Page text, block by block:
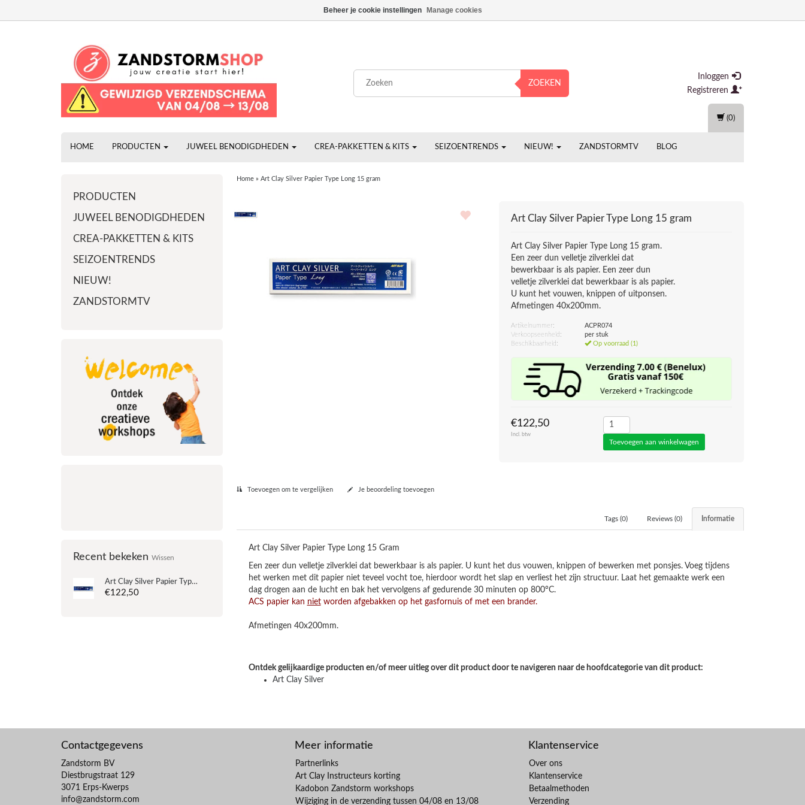
ZOEKEN
Inloggen
Registreren
HOME PRODUCTEN JUWEEL BENODIGDHEDEN CREA-PAKKETTEN & KITS SEIZOENTRENDS NIEUW! ZANDSTORMTV BLOG
(0)
PRODUCTEN
JUWEEL BENODIGDHEDEN
CREA-PAKKETTEN & KITS
SEIZOENTRENDS
NIEUW!
ZANDSTORMTV
Recent bekeken Wissen
Art Clay Silver Papier Type Long 15 gram
€122,50
Home» Art Clay Silver Papier Type Long 15 gram
Art Clay Silver Papier Type Long 15 gram
Art Clay Silver Papier Type Long 15 gram.
Een zeer dun velletje zilverklei dat
bewerkbaar is als papier. Een zeer dun
velletje zilverklei dat bewerkbaar is als papier.
U kunt het vouwen, knippen of uitponsen.
Afmetingen 40x200mm.
Artikelnummer:
ACPR074
Verkoopseenheid:
per stuk
Beschikbaarheid:
Op voorraad (1)
€122,50
Incl. btw
Toevoegen om te vergelijken Je beoordeling toevoegen
Informatie
Reviews (0)
Tags (0)
Art Clay Silver Papier Type Long 15 Gram
Een zeer dun velletje zilverklei dat bewerkbaar is als papier. U kunt het dus vouwen, knippen of bewerken met ponsjes. Voeg tijdens
het werken met dit papier niet teveel vocht toe, hierdoor wordt het slap en verliest het zijn structuur. Laat het gemaakte werk een
dag drogen aan de lucht en bak het vervolgens af gedurende 30 minuten op 800°C.
ACS papier kan nietworden afgebakken op het gasfornuis of met een brander.
Afmetingen 40x200mm.
Ontdek gelijkaardige producten en/of meer uitleg over dit product door te navigeren naar de hoofdcategorie van dit product:
Art Clay Silver
Contactgegevens
Zandstorm BV
Diestbrugstraat 129
3071 Erps-Kwerps
info@zandstorm.com
Meer informatie
Partnerlinks
Art Clay Instructeurs korting
Kadobon Zandstorm workshops
Wijziging in de verzending tussen 04/08 en 13/08
Klantenservice
Over ons
Klantenservice
Betaalmethoden
Verzending
Beheer je cookie instellingen Manage cookies